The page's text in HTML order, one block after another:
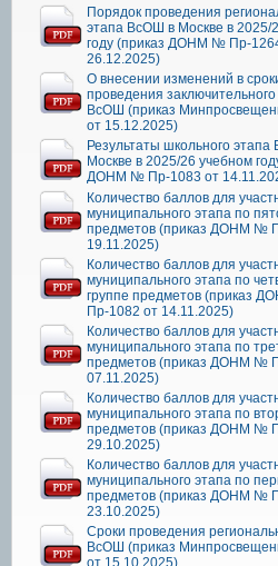
Порядок проведения
этапа ВсОШ в Москве в 2025/
году (приказ ДОНМ № Пр-
26.12.2025)
О внесении изменений в
проведения
ВсОШ (приказ
от 15.12.2025)
Результаты школьного
Москве в 2025/26 учебном
ДОНМ № Пр-1083 от
Количество баллов для
муниципального этапа по
предметов (приказ ДОНМ №
19.11.2025)
Количество баллов для
муниципального этапа по
группе предметов (приказ
Пр-1082 от 14.11.2025)
Количество баллов для
муниципального этапа по
предметов (приказ ДОНМ №
07.11.2025)
Количество баллов для
муниципального этапа по
предметов (приказ ДОНМ №
29.10.2025)
Количество баллов для
муниципального этапа по
предметов (приказ ДОНМ №
23.10.2025)
Сроки проведения
ВсОШ (приказ
от 15.10.2025)